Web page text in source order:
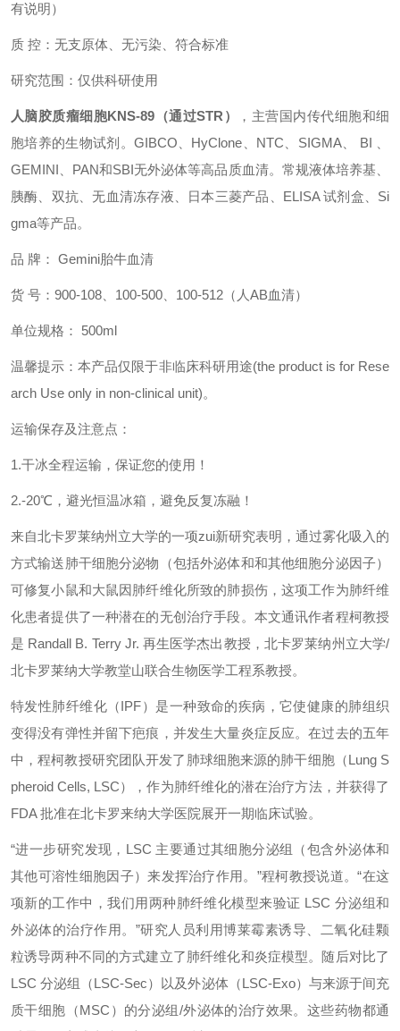
有说明）
质 控：无支原体、无污染、符合标准
研究范围：仅供科研使用
人脑胶质瘤细胞KNS-89（通过STR）
，主营国内传代细胞和细
胞培养的生物试剂。GIBCO、HyClone、NTC、SIGMA、 BI 、
GEMINI、PAN和SBI无外泌体等高品质血清。常规液体培养基、
胰酶、双抗、无血清冻存液、日本三菱产品、ELISA 试剂盒 、Si
gma等产品。
品 牌： Gemini胎牛血清
货 号：900-108 、100-500、100-512（人AB血清）
单位规格： 500ml
温馨提示：本产品仅限于非临床科研用途(the product is for Rese
arch Use only in non-clinical unit)。
运输保存及注意点：
1.干冰全程运输，保证您的使用！
2.-20℃，避光恒温冰箱，避免反复冻融！
来自北卡罗莱纳州立大学的一项zui新研究表明，通过雾化吸入的
方式输送肺干细胞分泌物（包括外泌体和和其他细胞分泌因子）
可修复小鼠和大鼠因肺纤维化所致的肺损伤，这项工作为肺纤维
化患者提供了一种潜在的无创治疗手段。本文通讯作者程柯教授
是 Randall B. Terry Jr. 再生医学杰出教授，北卡罗莱纳州立大学/
北卡罗莱纳大学教堂山联合生物医学工程系教授。
特发性肺纤维化（IPF）是一种致命的疾病，它使健康的肺组织
变得没有弹性并留下疤痕，并发生大量炎症反应。在过去的五年
中，程柯教授研究团队开发了肺球细胞来源的肺干细胞（Lung S
pheroid Cells, LSC），作为肺纤维化的潜在治疗方法，并获得了
FDA 批准在北卡罗来纳大学医院展开一期临床试验。
“进一步研究发现，LSC 主要通过其细胞分泌组（包含外泌体和
其他可溶性细胞因子）来发挥治疗作用。”程柯教授说道。“在这
项新的工作中，我们用两种肺纤维化模型来验证 LSC 分泌组和
外泌体的治疗作用。”研究人员利用博莱霉素诱导、二氧化硅颗
粒诱导两种不同的方式建立了肺纤维化和炎症模型。随后对比了
LSC 分泌组（LSC-Sec）以及外泌体（LSC-Exo）与来源于间充
质干细胞（MSC）的分泌组/外泌体的治疗效果。这些药物都通